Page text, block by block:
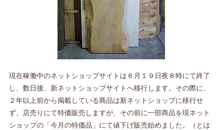
現在稼働中のネットショップサイトは６月１９日夜８時にて終了
し、数日後、新ネットショップサイトへ移行します。その際に、
２年以上前から掲載している商品は新ネットショップに移行せ
ず、店売りにて特価販売しますが、その前に一部商品を現ネット
ショップの「今月の特価品」にて値下げ販売始めました。（とは